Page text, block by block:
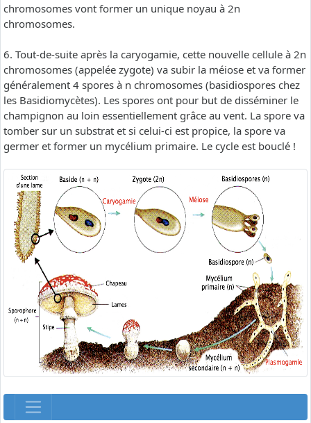
chromosomes vont former un unique noyau à 2n
chromosomes.
6. Tout-de-suite après la caryogamie, cette nouvelle cellule à 2n
chromosomes (appelée zygote) va subir la méiose et va former
généralement 4 spores à n chromosomes (basidiospores chez
les Basidiomycètes). Les spores ont pour but de disséminer le
champignon au loin essentiellement grâce au vent. La spore va
tomber sur un substrat et si celui-ci est propice, la spore va
germer et former un mycélium primaire. Le cycle est bouclé !